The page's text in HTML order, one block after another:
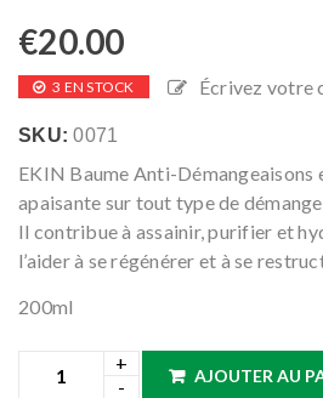
€20.00
3 EN STOCK Écrivez votre
SKU:0071
EKIN Baume Anti-Démangeaisons
apaisante sur tout type de
Il contribue à assainir, purifier et
l’aider à se régénérer et à se
200ml
AJOUTER AU